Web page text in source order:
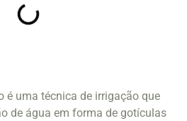
é uma técnica de irrigação que
de água em forma de gotículas